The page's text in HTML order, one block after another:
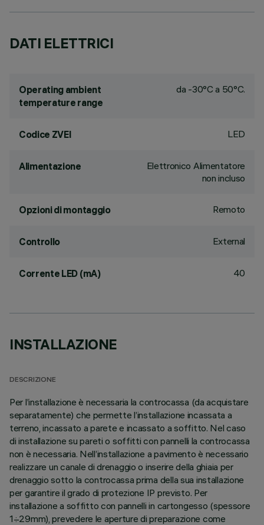
DATI ELETTRICI
Operating ambient
temperature range
da -30°C a 50°C.
Codice ZVEI LED
Alimentazione
Elettronico Alimentatore
non incluso
Opzioni di montaggio Remoto
Controllo External
Corrente LED (mA) 40
INSTALLAZIONE
DESCRIZIONE
Per l’installazione è necessaria la controcassa (da acquistare
separatamente) che permette l’installazione incassata a
terreno, incassato a parete e incassato a soffitto. Nel caso
di installazione su pareti o soffitti con pannelli la controcassa
non è necessaria. Nell’installazione a pavimento è necessario
realizzare un canale di drenaggio o inserire della ghiaia per
drenaggio sotto la controcassa prima della sua installazione
per garantire il grado di protezione IP previsto. Per
installazione a soffitto con pannelli in cartongesso (spessore
1÷29mm), prevedere le aperture di preparazione come